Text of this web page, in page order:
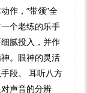
作，“带领”全
个老练的乐手
腻投入，并作
。眼神的灵活
段。 耳听八方
声音的分辨